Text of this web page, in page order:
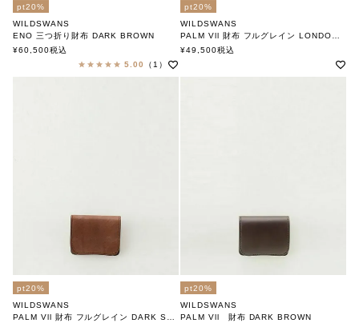
pt20%
WILDSWANS
ENO 三つ折り財布 DARK BROWN
ワイルドスワンズ
¥60,500税込
5.00
（1）
pt20%
WILDSWANS
PALM Vll 財布 フルグレイン LONDON COLOR
ワイルドスワンズ
¥49,500税込
pt20%
WILDSWANS
PALM Vll 財布 フルグレイン DARK STAIN
pt20%
WILDSWANS
PALM Vll 財布 DARK BROWN